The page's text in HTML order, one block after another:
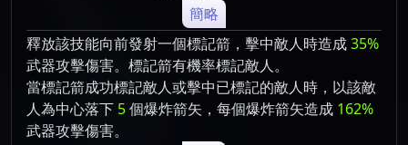
簡略
釋放該技能向前發射一個標記箭，擊中敵人時造成35%
武器攻擊傷害。標記箭有機率標記敵人。
當標記箭成功標記敵人或擊中已標記的敵人時，以該敵
人為中心落下 5個爆炸箭矢，每個爆炸箭矢造成 162%
武器攻擊傷害。